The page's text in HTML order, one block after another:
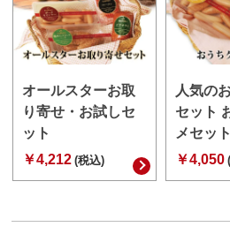
オールスターお取
り寄せ・お試しセ
ット
￥4,212 (税込)
人気の
セット
メセット
￥4,050